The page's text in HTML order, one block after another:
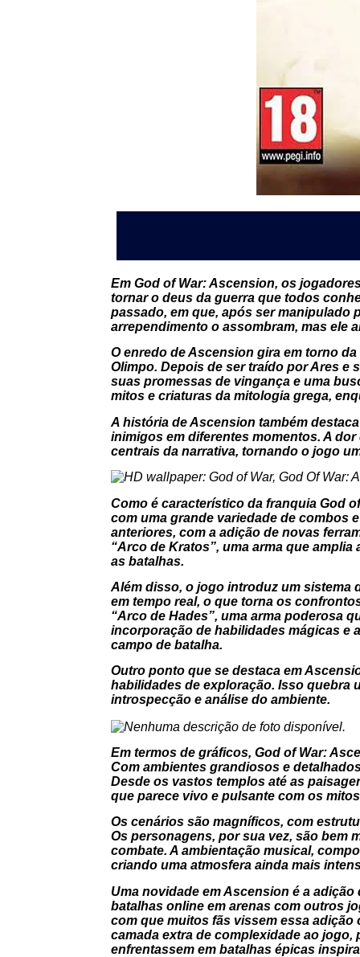
Em God of War: Ascension, os
tornar o deus da guerra que todos
passado, em que, após ser manipulado
arrependimento o assombram, mas ele
O enredo deAscension gira em torno
Olimpo. Depois de ser traído por Ares e
suas promessas de vingança e uma
mitos e criaturas da mitologia grega,
A história deAscension também
inimigos em diferentes momentos. A
centrais da narrativa, tornando o jogo
Como é característico da franquia God
com uma grande variedade de combos
anteriores, com a adição de novas
“Arco de Kratos”, uma arma que
as batalhas.
Além disso, o jogo introduz um sistema
em tempo real, o que torna os
“Arco de Hades”, uma arma poderosa
incorporação de habilidades mágicas e
campo de batalha.
Outro ponto que se destaca em
habilidades de exploração. Isso quebra
introspecção e análise do ambiente.
Em termos de gráficos, God of War:
Com ambientes grandiosos e
Desde os vastos templos até as
que parece vivo e pulsante com os
Os cenários são magníficos, com
Os personagens, por sua vez, são bem
combate. A ambientação musical,
criando uma atmosfera ainda mais
Uma novidade emAscension é a adição
batalhas online em arenas com outros
com que muitos fãs vissem essa
camada extra de complexidade ao
enfrentassem em batalhas épicas